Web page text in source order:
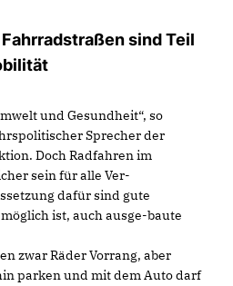
sind Teil
und Gesundheit“, so
Sprecher der
Doch Radfahren im
sein für alle Ver-
dafür sind gute
ist, auch ausge-baute
zwar Räder Vorrang, aber
parken und mit dem Auto darf